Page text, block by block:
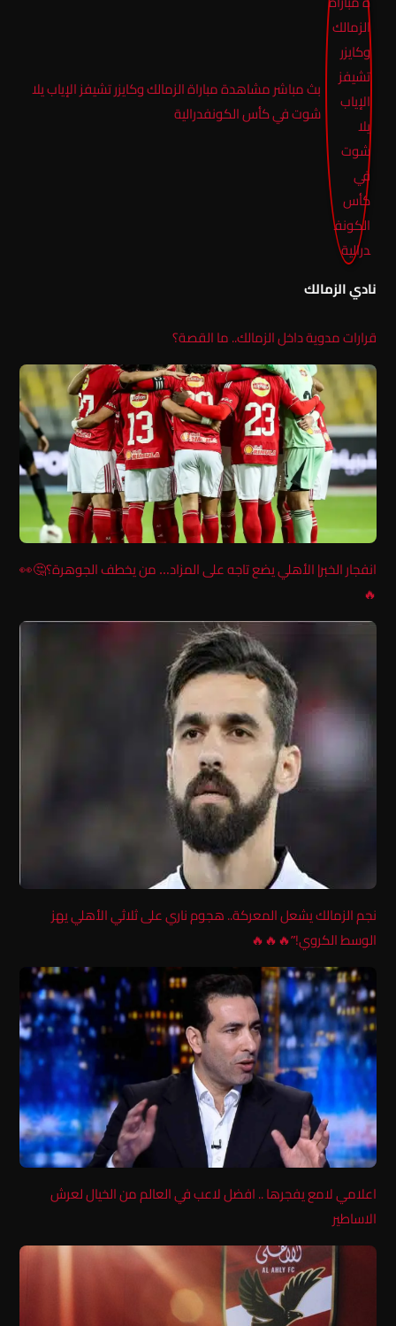
بث مباشر مشاهدة مباراة الزمالك وكايزر تشيفز الإياب يلا
شوت في كأس الكونفدرالية
نادي الزمالك
قرارات مدوية داخل الزمالك.. ما القصة؟
انفجار الخبر| الأهلي يضع تاجه على المزاد… من يخطف الجوهرة؟🤔👀
🔥
نجم الزمالك يشعل المعركة.. هجوم ناري على ثلاثي الأهلي يهز
الوسط الكروي!”🔥🔥🔥
اعلامي لامع يفجرها .. افضل لاعب في العالم من الخيال لعرش
الاساطير